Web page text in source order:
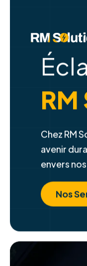
Chez RM
avenir
Nos